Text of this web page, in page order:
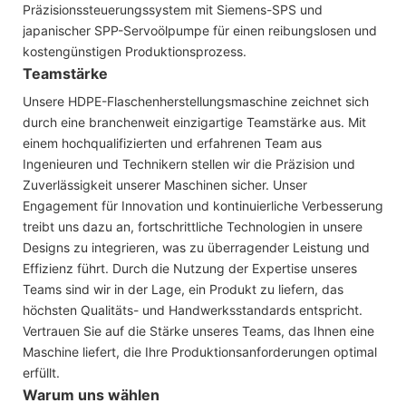
Präzisionssteuerungssystem mit Siemens-SPS und
japanischer SPP-Servoölpumpe für einen reibungslosen und
kostengünstigen Produktionsprozess.
Teamstärke
Unsere HDPE-Flaschenherstellungsmaschine zeichnet sich
durch eine branchenweit einzigartige Teamstärke aus. Mit
einem hochqualifizierten und erfahrenen Team aus
Ingenieuren und Technikern stellen wir die Präzision und
Zuverlässigkeit unserer Maschinen sicher. Unser
Engagement für Innovation und kontinuierliche Verbesserung
treibt uns dazu an, fortschrittliche Technologien in unsere
Designs zu integrieren, was zu überragender Leistung und
Effizienz führt. Durch die Nutzung der Expertise unseres
Teams sind wir in der Lage, ein Produkt zu liefern, das
höchsten Qualitäts- und Handwerksstandards entspricht.
Vertrauen Sie auf die Stärke unseres Teams, das Ihnen eine
Maschine liefert, die Ihre Produktionsanforderungen optimal
erfüllt.
Warum uns wählen